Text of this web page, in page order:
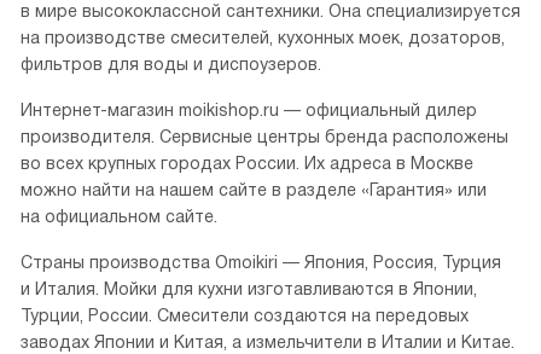
в мире высококлассной сантехники. Она специализируется
на производстве смесителей, кухонных моек, дозаторов,
фильтров для воды и диспоузеров.
Интернет-магазин moikishop.ru — официальный дилер
производителя. Сервисные центры бренда расположены
во всех крупных городах России. Их адреса в Москве
можно найти на нашем сайте в разделе «Гарантия» или
на официальном сайте.
Страны производства Omoikiri — Япония, Россия, Турция
и Италия. Мойки для кухни изготавливаются в Японии,
Турции, России. Смесители создаются на передовых
заводах Японии и Китая, а измельчители в Италии и Китае.